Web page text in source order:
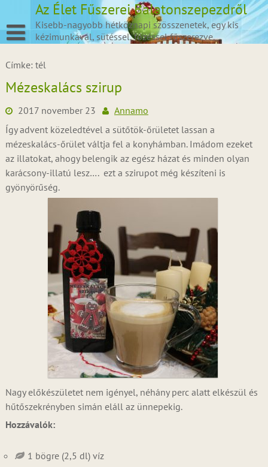
content
Az Élet Fűszerei Balatonszepezdről
Kisebb-nagyobb hétköznapi szösszenetek, egy kis
kézimunkával, sütéssel, főzéssel fűszerezve.
Címke: tél
Mézeskalács szirup
2017 november 23
Annamo
Így advent közeledtével a sütőtök-őrületet lassan a
mézeskalács-őrület váltja fel a konyhámban. Imádom ezeket
az illatokat, ahogy belengik az egész házat és minden olyan
karácsony-illatú lesz…. ezt a szirupot még készíteni is
gyönyörűség.
Nagy előkészületet nem igényel, néhány perc alatt elkészül és
hűtőszekrényben simán eláll az ünnepekig.
Hozzávalók:
1 bögre (2,5 dl) víz